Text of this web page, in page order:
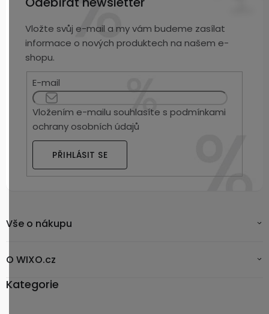
Vložte svůj e-mail a my vám budeme zasílat
informace o nových produktech na našem e-
shopu.
E-mail
Vložením e-mailu souhlasíte spodmínkami
ochrany osobních údajů
PŘIHLÁSIT SE
Vše o nákupu
O WIXO.cz
Kategorie